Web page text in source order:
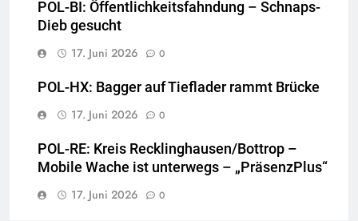
POL-BI: Öffentlichkeitsfahndung – Schnaps-
Dieb gesucht
17. Juni 2026
0
POL-HX: Bagger auf Tieflader rammt Brücke
17. Juni 2026
0
POL-RE: Kreis Recklinghausen/Bottrop –
Mobile Wache ist unterwegs – „PräsenzPlus“
17. Juni 2026
0